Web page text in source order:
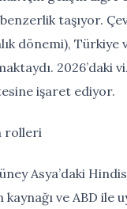
taşıyor.
dönemi), Türkiye
2026’daki
işaret ediyor.
rolleri
Asya’daki
ve ABD ile